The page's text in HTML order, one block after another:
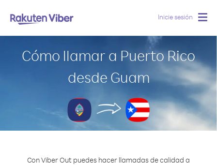
Inicie sesión
Cómo llamar a Puerto Rico
desde Guam
Con Viber Out puedes hacer llamadas de calidad a